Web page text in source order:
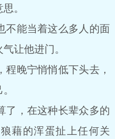
。
能当着这么多人的面
让他进门。
晚宁悄悄低下头去，
，在这种长辈众多的
藉的浑蛋扯上任何关